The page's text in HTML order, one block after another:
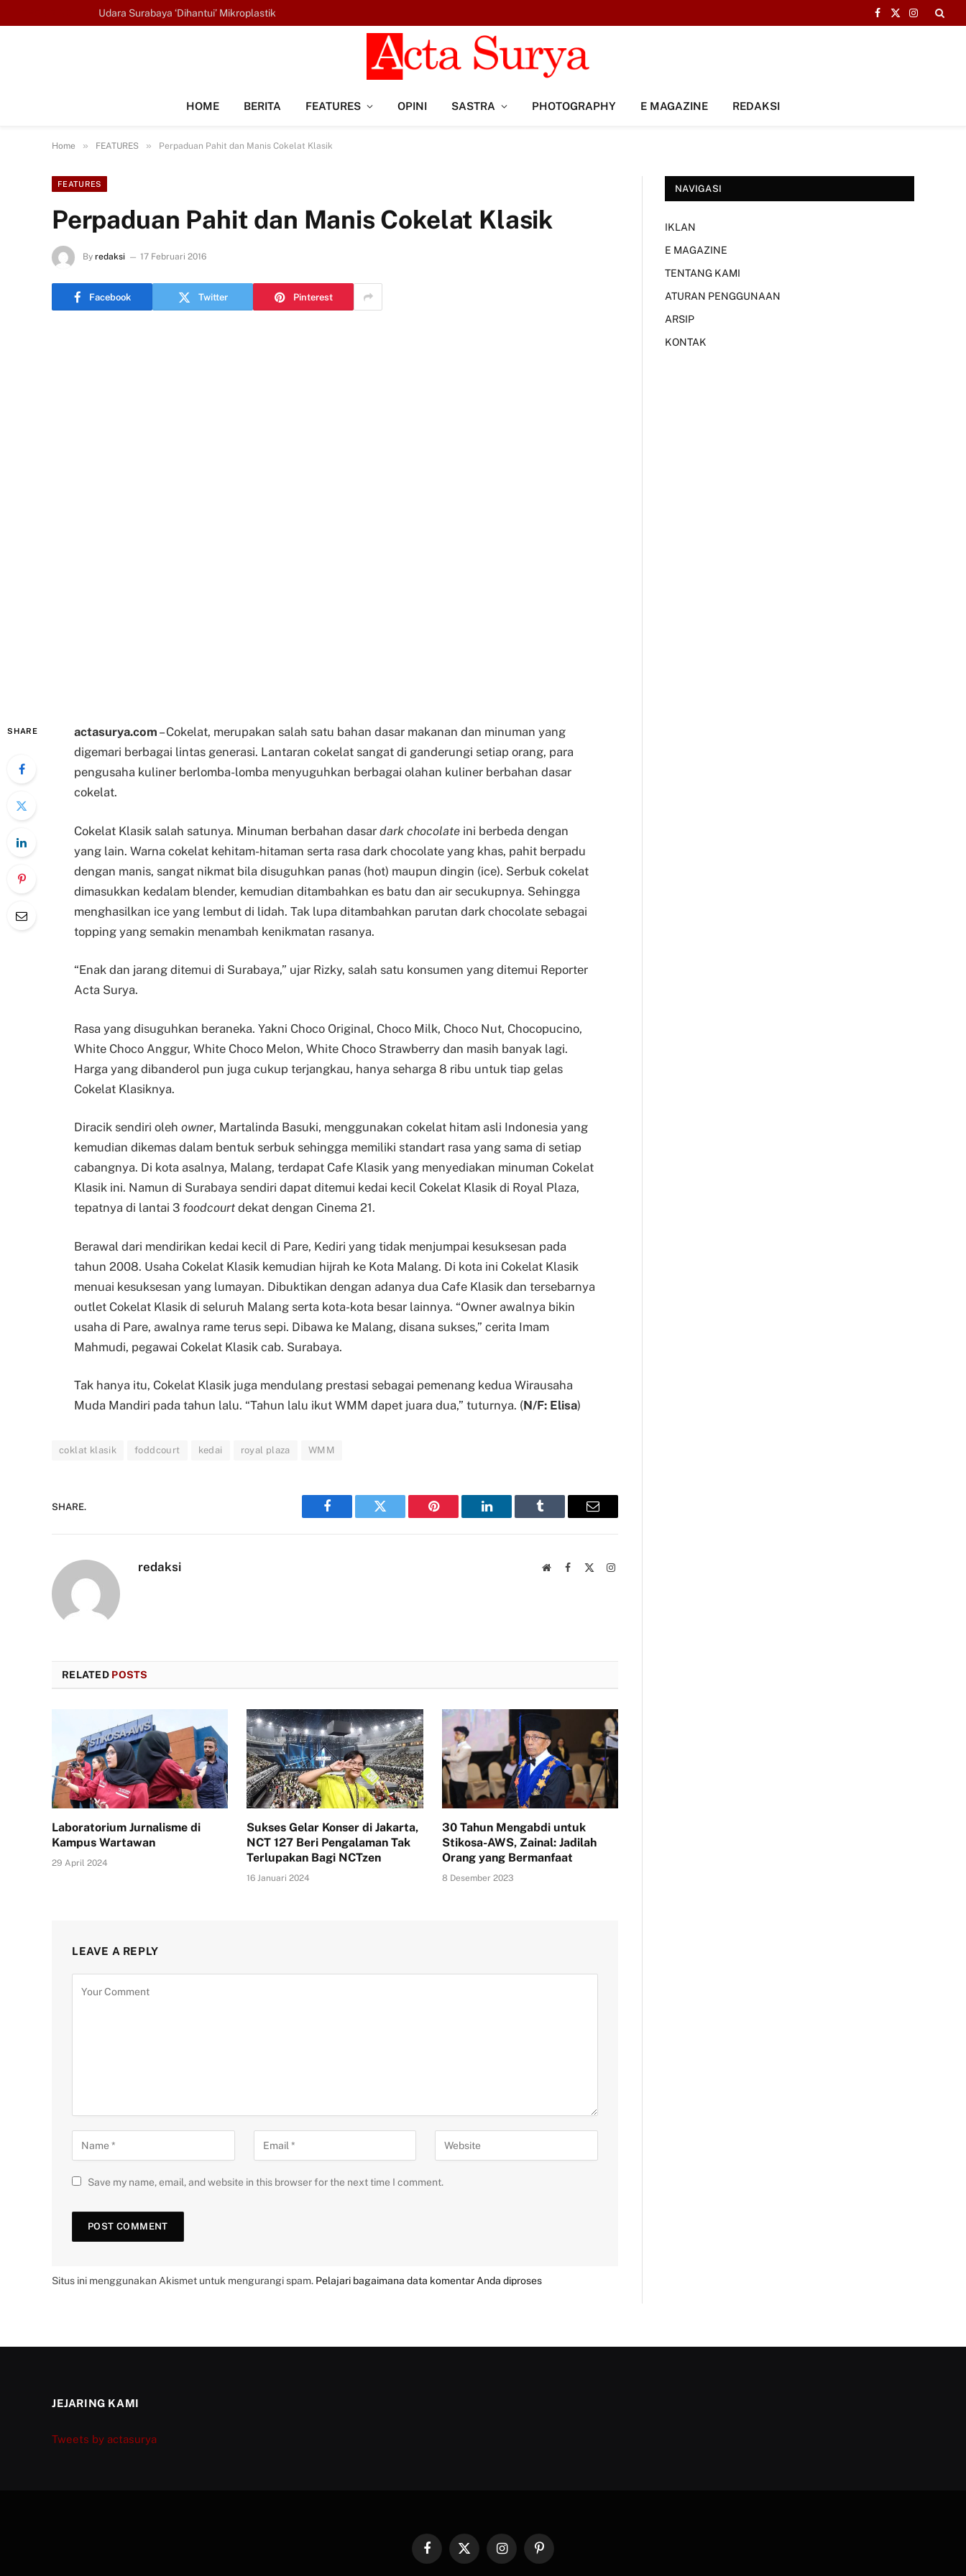
Udara Surabaya ‘Dihantui’ Mikroplastik
Facebook
X
Instagram
HOME BERITA FEATURES OPINI SASTRA PHOTOGRAPHY E MAGAZINE REDAKSI
Home » FEATURES » Perpaduan Pahit dan Manis Cokelat Klasik
FEATURES
Perpaduan Pahit dan Manis Cokelat Klasik
By redaksi 17 Februari 2016
Facebook Twitter Pinterest
SHARE actasurya.com – Cokelat, merupakan salah satu bahan dasar makanan dan minuman yang
digemari berbagai lintas generasi. Lantaran cokelat sangat di ganderungi setiap orang, para
pengusaha kuliner berlomba-lomba menyuguhkan berbagai olahan kuliner berbahan dasar
cokelat.
Cokelat Klasik salah satunya. Minuman berbahan dasar dark chocolate ini berbeda dengan
yang lain. Warna cokelat kehitam-hitaman serta rasa dark chocolate yang khas, pahit berpadu
dengan manis, sangat nikmat bila disuguhkan panas (hot) maupun dingin (ice). Serbuk cokelat
dimasukkan kedalam blender, kemudian ditambahkan es batu dan air secukupnya. Sehingga
menghasilkan ice yang lembut di lidah. Tak lupa ditambahkan parutan dark chocolate sebagai
topping yang semakin menambah kenikmatan rasanya.
“Enak dan jarang ditemui di Surabaya,” ujar Rizky, salah satu konsumen yang ditemui Reporter
Acta Surya.
Rasa yang disuguhkan beraneka. Yakni Choco Original, Choco Milk, Choco Nut, Chocopucino,
White Choco Anggur, White Choco Melon, White Choco Strawberry dan masih banyak lagi.
Harga yang dibanderol pun juga cukup terjangkau, hanya seharga 8 ribu untuk tiap gelas
Cokelat Klasiknya.
Diracik sendiri oleh owner, Martalinda Basuki, menggunakan cokelat hitam asli Indonesia yang
kemudian dikemas dalam bentuk serbuk sehingga memiliki standart rasa yang sama di setiap
cabangnya. Di kota asalnya, Malang, terdapat Cafe Klasik yang menyediakan minuman Cokelat
Klasik ini. Namun di Surabaya sendiri dapat ditemui kedai kecil Cokelat Klasik di Royal Plaza,
tepatnya di lantai 3 foodcourt dekat dengan Cinema 21.
Berawal dari mendirikan kedai kecil di Pare, Kediri yang tidak menjumpai kesuksesan pada
tahun 2008. Usaha Cokelat Klasik kemudian hijrah ke Kota Malang. Di kota ini Cokelat Klasik
menuai kesuksesan yang lumayan. Dibuktikan dengan adanya dua Cafe Klasik dan tersebarnya
outlet Cokelat Klasik di seluruh Malang serta kota-kota besar lainnya. “Owner awalnya bikin
usaha di Pare, awalnya rame terus sepi. Dibawa ke Malang, disana sukses,” cerita Imam
Mahmudi, pegawai Cokelat Klasik cab. Surabaya.
Tak hanya itu, Cokelat Klasik juga mendulang prestasi sebagai pemenang kedua Wirausaha
Muda Mandiri pada tahun lalu. “Tahun lalu ikut WMM dapet juara dua,” tuturnya. (N/F: Elisa)
coklat klasik foddcourt kedai royal plaza WMM
SHARE.
Facebook Twitter Pinterest LinkedIn Tumblr Email
redaksi WebsiteFacebook Instagram
RELATED POSTS
Laboratorium Jurnalisme di
Kampus Wartawan
29 April 2024
Sukses Gelar Konser di Jakarta,
NCT 127 Beri Pengalaman Tak
Terlupakan Bagi NCTzen
16 Januari 2024
30 Tahun Mengabdi untuk
Stikosa-AWS, Zainal: Jadilah
Orang yang Bermanfaat
8 Desember 2023
LEAVE A REPLY
Save my name, email, and website in this browser for the next time I comment.
Situs ini menggunakan Akismet untuk mengurangi spam. Pelajari bagaimana data komentar Anda diproses
NAVIGASI
IKLAN
E MAGAZINE
TENTANG KAMI
ATURAN PENGGUNAAN
ARSIP
KONTAK
JEJARING KAMI
Tweets by actasurya
FacebookX
InstagramPinterest